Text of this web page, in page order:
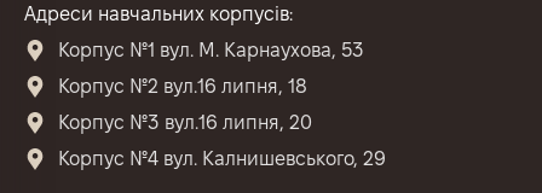
Адреси навчальних корпусів:
Корпус №1 вул. М. Карнаухова, 53
Корпус №2 вул.16 липня, 18
Корпус №3 вул.16 липня, 20
Корпус №4 вул. Калнишевського, 29